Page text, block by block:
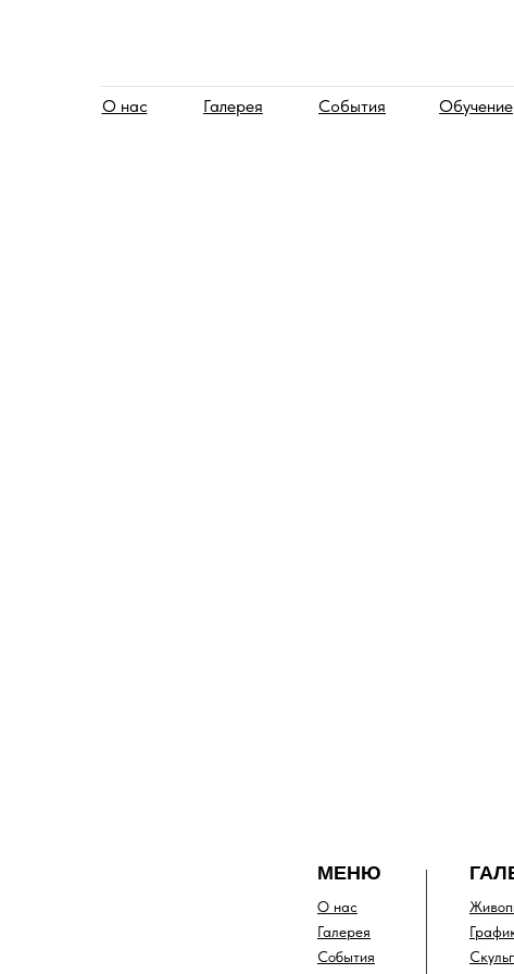
О нас События
Галерея Обучение
МЕНЮ
О нас
Галерея
События